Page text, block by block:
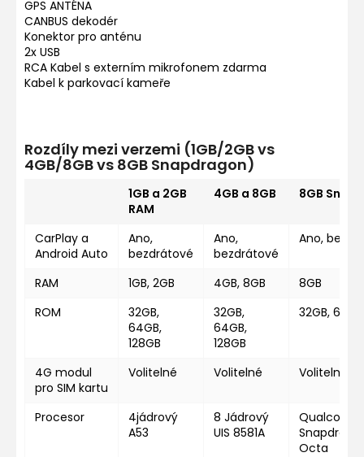
GPS ANTÉNA
CANBUS dekodér
Konektor pro anténu
2x USB
RCA Kabel s externím mikrofonem zdarma
Kabel k parkovací kameře
Rozdíly mezi verzemi (1GB/2GB vs
4GB/8GB vs 8GB Snapdragon)
1GB a 2GB
RAM
4GB a 8GB 8GB
CarPlay a
Android Auto
Ano,
bezdrátové
Ano,
bezdrátové
Ano,
RAM 1GB, 2GB 4GB, 8GB
8GB
ROM
32GB,
64GB,
128GB
32GB,
64GB,
128GB
32GB,
4G modul
pro SIM kartu
Volitelné Volitelné Volitelné
Procesor
4jádrový
A53
8 Jádrový
UIS 8581A
Octa